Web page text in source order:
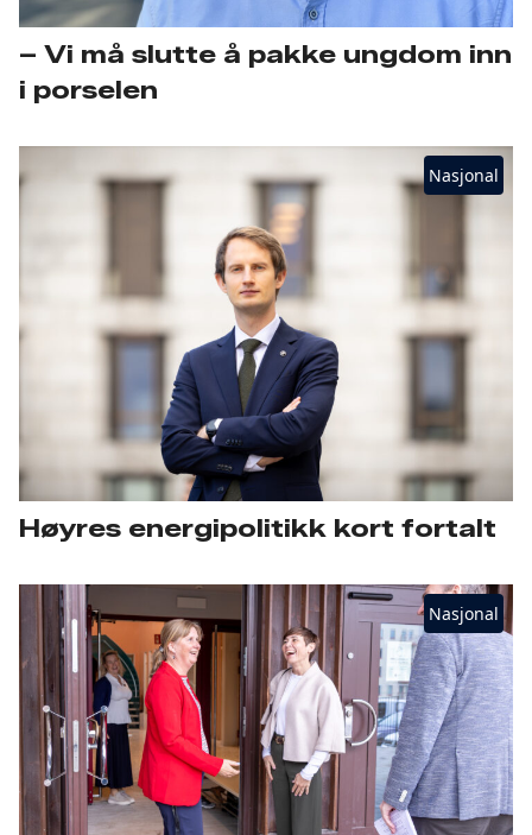
– Vi må slutte å pakke ungdom inn
i porselen
Nasjonal
Høyres energipolitikk kort fortalt
Nasjonal